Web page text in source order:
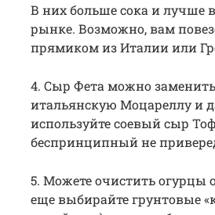
В них больше сока и лучше
рынке. Возможно, вам
прямиком из Италии или
4. Сыр Фета можно
итальянскую Моцареллу и
используйте соевый сыр
беспринципный не
5. Можете очистить огурцы
еще выбирайте грунтовые